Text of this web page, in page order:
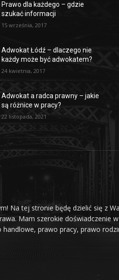
Prawo dla każdego – gdzie
szukać informacji
15 września, 2017
Adwokat Łódź – dlaczego nie
każdy może być adwokatem?
24 kwietnia, 2017
Adwokat a radca prawny – jakie
są różnice w pracy?
22 listopada, 2021
Na tej stronie będę dzielić się z
Mam szerokie doświadczenie
prawo pracy, prawo